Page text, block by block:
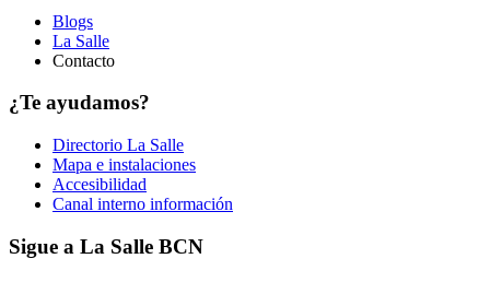
Blogs
La Salle
Contacto
¿Te ayudamos?
Directorio La Salle
Mapa e instalaciones
Accesibilidad
Canal interno información
Sigue a La Salle BCN